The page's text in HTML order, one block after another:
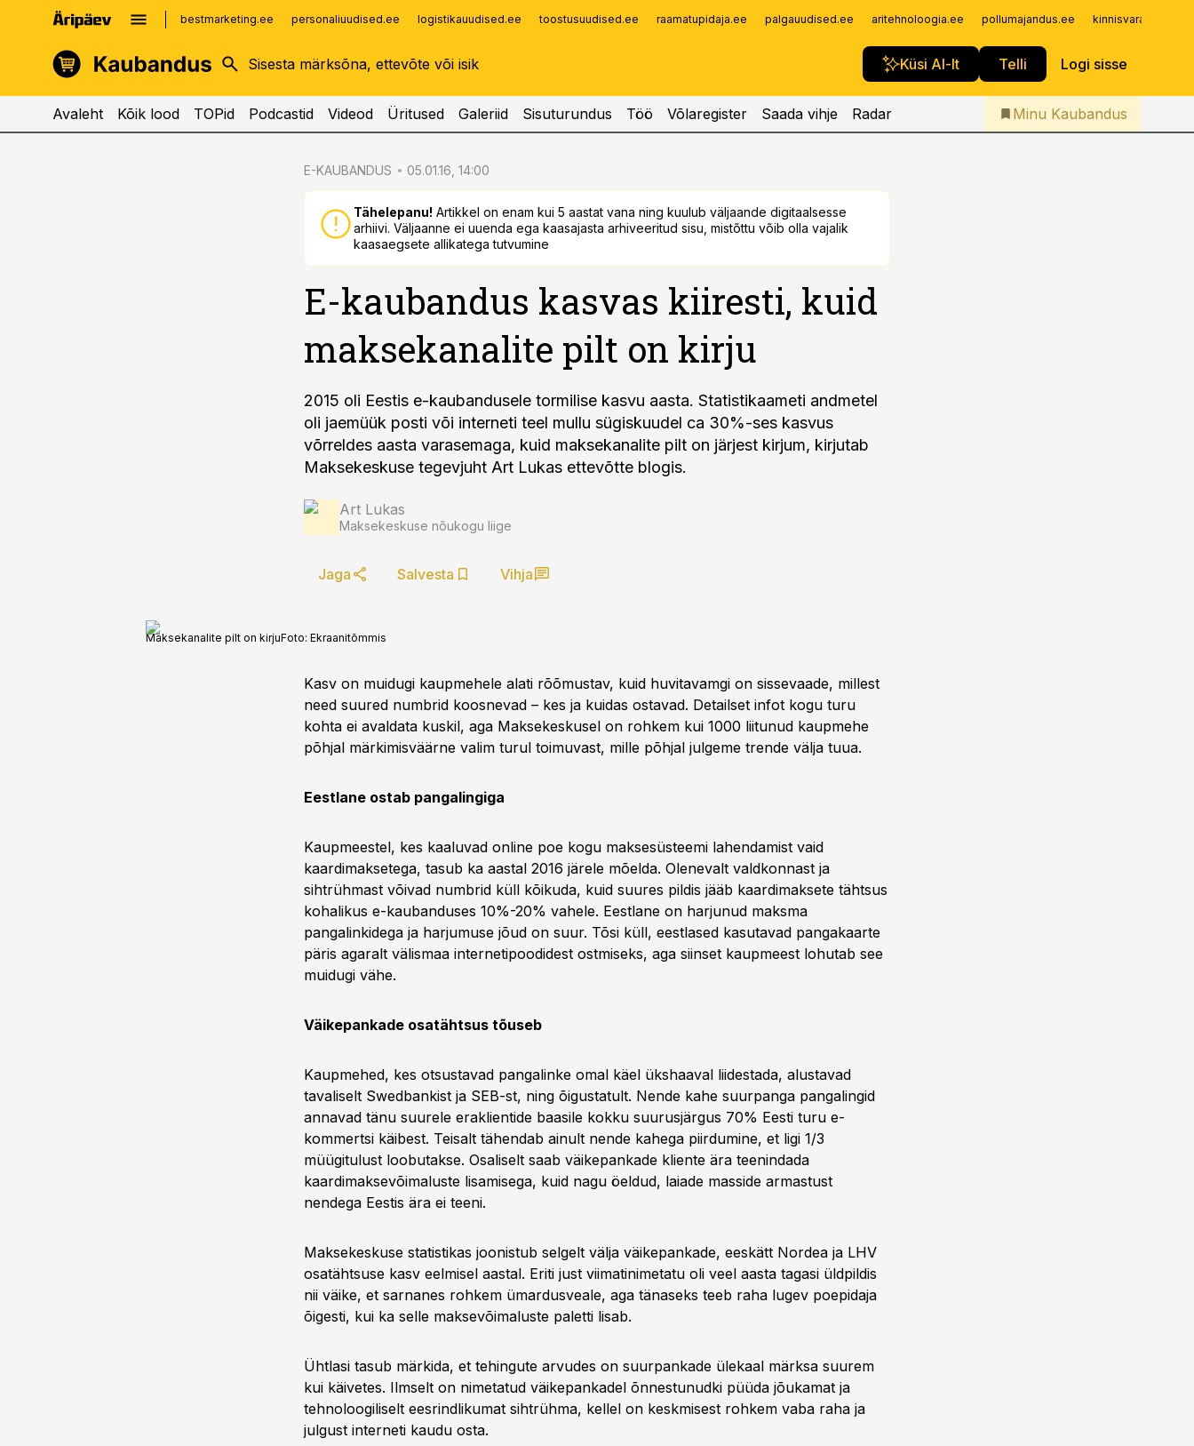
bestmarketing.ee personaliuudised.ee logistikauudised.ee toostusuudised.ee raamatupidaja.ee palgauudised.ee aritehnoloogia.ee pollumajandus.ee
Küsi AI-lt Telli Logi sisse
kinnisvarauudised.ee
logistikauudised.ee
imelineajalugu.ee
Infopank
Iseteenindus
Telli Kaubandus
Avaleht Kõik lood TOPid Podcastid Videod Üritused Galeriid Sisuturundus Töö Võlaregister Saada vihje Radar Minu Kaubandus
E-KAUBANDUS 05.01.16, 14:00
Tähelepanu! Artikkel on enam kui 5 aastat vana ning kuulub väljaande digitaalsesse
arhiivi. Väljaanne ei uuenda ega kaasajasta arhiveeritud sisu, mistõttu võib olla vajalik
kaasaegsete allikatega tutvumine
E-kaubandus kasvas kiiresti, kuid
maksekanalite pilt on kirju
2015 oli Eestis e-kaubandusele tormilise kasvu aasta. Statistikaameti andmetel
oli jaemüük posti või interneti teel mullu sügiskuudel ca 30%-ses kasvus
võrreldes aasta varasemaga, kuid maksekanalite pilt on järjest kirjum, kirjutab
Maksekeskuse tegevjuht Art Lukas ettevõtte blogis.
Art Lukas
Maksekeskuse nõukogu liige
Jaga Salvesta Vihja
Maksekanalite pilt on kirjuFoto: Ekraanitõmmis
Kasv on muidugi kaupmehele alati rõõmustav, kuid huvitavamgi on sissevaade, millest
need suured numbrid koosnevad – kes ja kuidas ostavad. Detailset infot kogu turu
kohta ei avaldata kuskil, aga Maksekeskusel on rohkem kui 1000 liitunud kaupmehe
põhjal märkimisväärne valim turul toimuvast, mille põhjal julgeme trende välja tuua.
Eestlane ostab pangalingiga
Kaupmeestel, kes kaaluvad online poe kogu maksesüsteemi lahendamist vaid
kaardimaksetega, tasub ka aastal 2016 järele mõelda. Olenevalt valdkonnast ja
sihtrühmast võivad numbrid küll kõikuda, kuid suures pildis jääb kaardimaksete tähtsus
kohalikus e-kaubanduses 10%-20% vahele. Eestlane on harjunud maksma
pangalinkidega ja harjumuse jõud on suur. Tõsi küll, eestlased kasutavad pangakaarte
päris agaralt välismaa internetipoodidest ostmiseks, aga siinset kaupmeest lohutab see
muidugi vähe.
Väikepankade osatähtsus tõuseb
Kaupmehed, kes otsustavad pangalinke omal käel ükshaaval liidestada, alustavad
tavaliselt Swedbankist ja SEB-st, ning õigustatult. Nende kahe suurpanga pangalingid
annavad tänu suurele eraklientide baasile kokku suurusjärgus 70% Eesti turu e-
kommertsi käibest. Teisalt tähendab ainult nende kahega piirdumine, et ligi 1/3
müügitulust loobutakse. Osaliselt saab väikepankade kliente ära teenindada
kaardimaksevõimaluste lisamisega, kuid nagu öeldud, laiade masside armastust
nendega Eestis ära ei teeni.
Maksekeskuse statistikas joonistub selgelt välja väikepankade, eeskätt Nordea ja LHV
osatähtsuse kasv eelmisel aastal. Eriti just viimatinimetatu oli veel aasta tagasi üldpildis
nii väike, et sarnanes rohkem ümardusveale, aga tänaseks teeb raha lugev poepidaja
õigesti, kui ka selle maksevõimaluste paletti lisab.
Ühtlasi tasub märkida, et tehingute arvudes on suurpankade ülekaal märksa suurem
kui käivetes. Ilmselt on nimetatud väikepankadel õnnestunudki püüda jõukamat ja
tehnoloogiliselt eesrindlikumat sihtrühma, kellel on keskmisest rohkem vaba raha ja
julgust interneti kaudu osta.